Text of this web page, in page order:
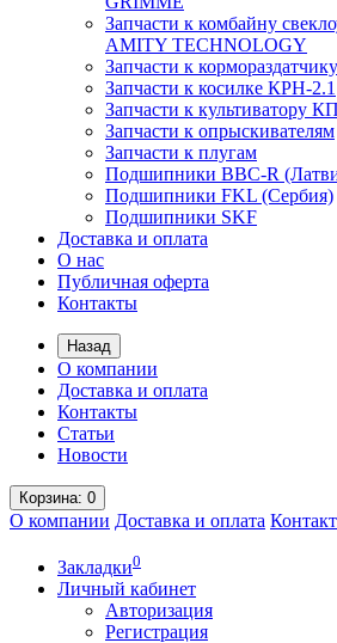
Запчасти к комбайну
AMITY TECHNOLOGY
Запчасти к
Запчасти к косилке КРН-2.1
Запчасти к культиватору
Запчасти к опрыскивателям
Запчасти к плугам
Подшипники BBC-R
Подшипники FKL (Сербия)
Подшипники SKF
Доставка и оплата
О нас
Публичная оферта
Контакты
Назад
О компании
Доставка и оплата
Контакты
Статьи
Новости
Корзина: 0
О компании Доставка и оплата
Закладки0
Личный кабинет
Авторизация
Регистрация